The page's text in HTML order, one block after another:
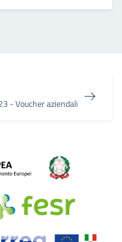
- Voucher aziendali